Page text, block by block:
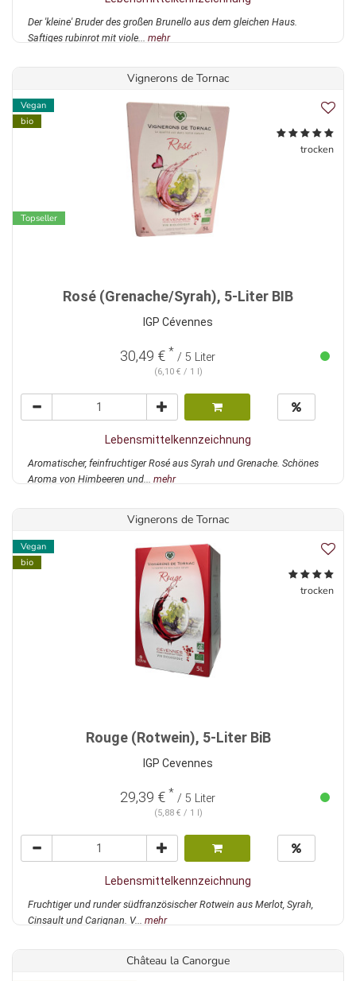
Der 'kleine' Bruder des großen Brunello aus dem gleichen Haus.
Saftiges rubinrot mit viole... mehr
Vignerons de Tornac
Vegan
bio
Topseller
trocken
Rosé (Grenache/Syrah), 5-Liter BIB
IGP Cévennes
30,49 € * / 5 Liter
(6,10 € / 1 l)
Lebensmittelkennzeichnung
Aromatischer, feinfruchtiger Rosé aus Syrah und Grenache. Schönes
Aroma von Himbeeren und... mehr
Vignerons de Tornac
Vegan
bio
trocken
Rouge (Rotwein), 5-Liter BiB
IGP Cevennes
29,39 € * / 5 Liter
(5,88 € / 1 l)
Lebensmittelkennzeichnung
Fruchtiger und runder südfranzösischer Rotwein aus Merlot, Syrah,
Cinsault und Carignan. V... mehr
Château la Canorgue